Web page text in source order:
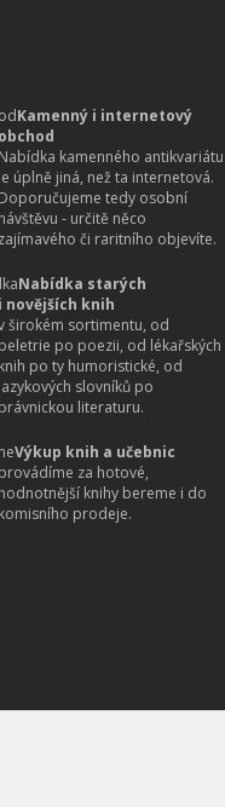
Kamenný i internetový
obchod
Nabídka kamenného antikvariátu
je úplně jiná, než ta internetová.
Doporučujeme tedy osobní
návštěvu - určitě něco
zajímavého či raritního objevíte.
Nabídka starých
i novějších knih
širokém sortimentu, od
beletrie po poezii, od lékařských
knih po ty humoristické, od
jazykových slovníků po
právnickou literaturu.
Výkup knih a učebnic
provádíme za hotové,
hodnotnější knihy bereme i do
komisního prodeje.